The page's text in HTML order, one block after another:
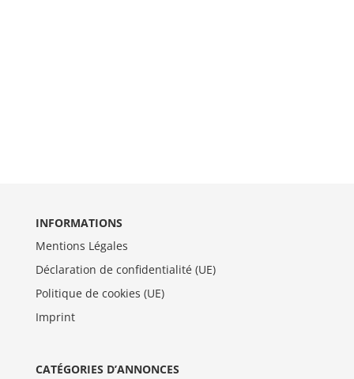
INFORMATIONS
Mentions Légales
Déclaration de confidentialité (UE)
Politique de cookies (UE)
Imprint
CATÉGORIES D’ANNONCES